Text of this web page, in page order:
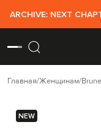
ARCHIVE: NEXT
Главная Женщинам
NEW